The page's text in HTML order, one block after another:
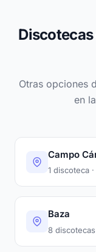
Otras opciones
en
Campo
1 discoteca
Baza
8